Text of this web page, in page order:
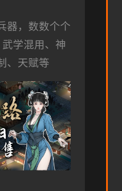
器，数数个个
学混用、神
、天赋等